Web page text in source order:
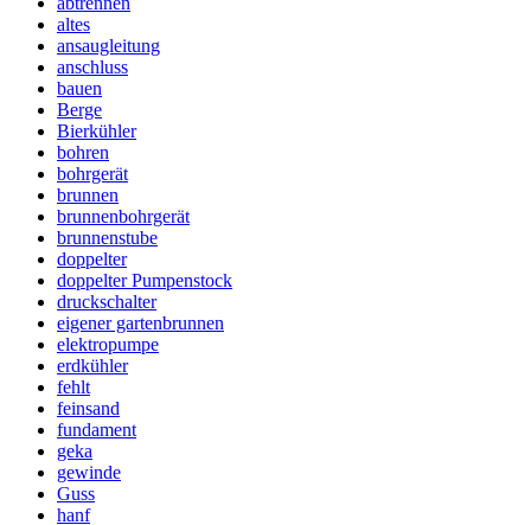
altes
ansaugleitung
anschluss
bauen
Berge
Bierkühler
bohren
bohrgerät
brunnen
brunnenbohrgerät
brunnenstube
doppelter
doppelter Pumpenstock
druckschalter
eigener gartenbrunnen
elektropumpe
erdkühler
fehlt
feinsand
fundament
geka
gewinde
Guss
hanf